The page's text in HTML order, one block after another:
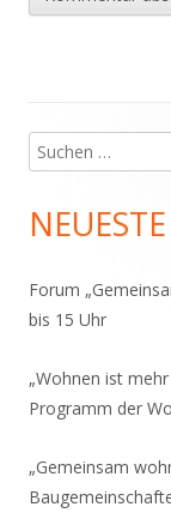
Haupt-
Suchen
nach:
Forum
bis 15 Uhr
„Wohnen ist
Programm der
„Gemeinsam